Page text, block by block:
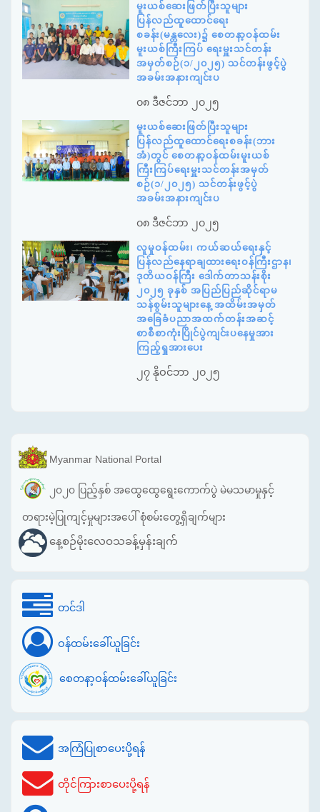
မူးယစ်ဆေးဖြတ်ပြီးသူများ
ပြန်လည်ထူထောင်ရေး
စခန်း(မန္တလေး)၌ စေတနာ့ဝန်ထမ်း
မူးယစ်ကြီးကြပ် ရေးမှူးသင်တန်း
အမှတ်စဉ်(၁/၂၀၂၅) သင်တန်းဖွင့်ပွဲ
အခမ်းအနားကျင်းပ
၀၈ ဒီဇင်ဘာ ၂၀၂၅
မူးယစ်ဆေးဖြတ်ပြီးသူများ
ပြန်လည်ထူထောင်ရေးစခန်း(ဘား
အံ)တွင် စေတနာ့ဝန်ထမ်းမူးယစ်
ကြီးကြပ်ရေးမှူးသင်တန်းအမှတ်
စဉ်(၁/၂၀၂၅) သင်တန်းဖွင့်ပွဲ
အခမ်းအနားကျင်းပ
၀၈ ဒီဇင်ဘာ ၂၀၂၅
လူမှုဝန်ထမ်း၊ ကယ်ဆယ်ရေးနှင့်
ပြန်လည်နေရာချထားရေးဝန်ကြီးဌာန၊
ဒုတိယဝန်ကြီး ဒေါက်တာသန်းစိုး
၂၀၂၅ ခုနှစ် အပြည်ပြည်ဆိုင်ရာမ
သန်စွမ်းသူများနေ့ အထိမ်းအမှတ်
အခြေခံပညာအထက်တန်းအဆင့်
စာစီစာကုံးပြိုင်ပွဲကျင်းပနေမှုအား
ကြည့်ရှုအားပေး
၂၇ နိုဝင်ဘာ ၂၀၂၅
Myanmar National Portal
၂၀၂၀ ပြည့်နှစ် အထွေထွေရွေးကောက်ပွဲ မဲမသမာမှုနှင့်
တရားမဲ့ပြုကျင့်မှုများအပေါ် စုံစမ်းတွေ့ရှိချက်များ
နေ့စဉ်မိုးလေဝသခန့်မှန်းချက်
တင်ဒါ
ဝန်ထမ်းခေါ်ယူခြင်း
စေတနာ့ဝန်ထမ်းခေါ်ယူခြင်း
အကြံပြုစာပေးပို့ရန်
တိုင်ကြားစာပေးပို့ရန်